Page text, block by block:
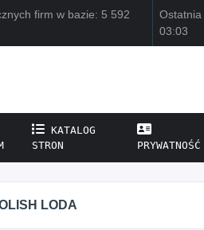
firm w bazie: 5 592
03:03
KATALOG
STRON
PRYWATNOŚĆ
LODA